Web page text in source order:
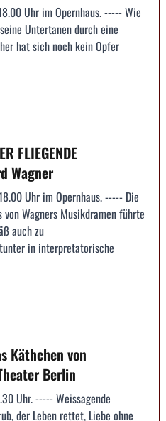
Uhr im Opernhaus. ----- Wie
Untertanen durch eine
hat sich noch kein Opfer
FLIEGENDE
Wagner
Uhr im Opernhaus. ----- Die
Wagners Musikdramen führte
auch zu
in interpretatorische
Käthchen von
Berlin
Uhr. ----- Weissagende
der Leben rettet, Liebe ohne